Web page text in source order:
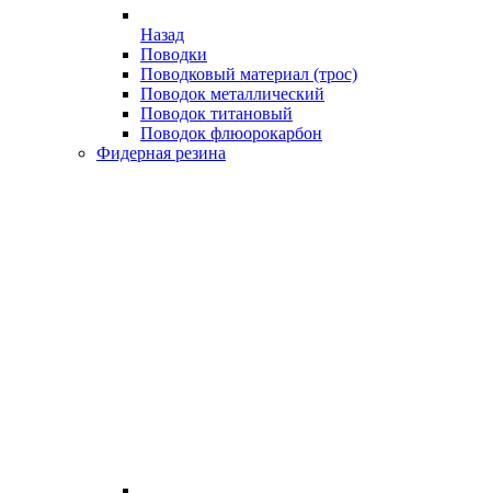
Назад
Поводки
Поводковый материал (трос)
Поводок металлический
Поводок титановый
Поводок флюорокарбон
Фидерная резина